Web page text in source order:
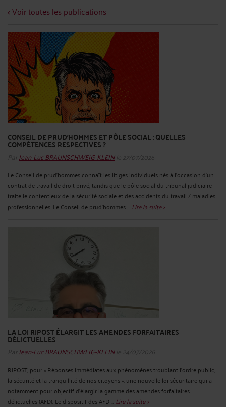
< Voir toutes les publications
CONSEIL DE PRUD’HOMMES ET PÔLE SOCIAL : QUELLES
COMPÉTENCES RESPECTIVES ?
Par Jean-Luc BRAUNSCHWEIG-KLEINle 27/07/2026
Le Conseil de prud’hommes connaît les litiges individuels nés à l’occasion d’un
contrat de travail de droit privé, tandis que le pôle social du tribunal judiciaire
traite le contentieux de la sécurité sociale et des accidents du travail / maladies
professionnelles. Le Conseil de prud’hommes ... Lire la suite >
LA LOI RIPOST ÉLARGIT LES AMENDES FORFAITAIRES
DÉLICTUELLES
Par Jean-Luc BRAUNSCHWEIG-KLEINle 24/07/2026
RIPOST, pour « Réponses immédiates aux phénomènes troublant l’ordre public,
la sécurité et la tranquillité de nos citoyens », une nouvelle loi sécuritaire qui a
notamment pour objectif d’élargir la gamme des amendes forfaitaires
délictuelles (AFD). Le dispositif des AFD ... Lire la suite >